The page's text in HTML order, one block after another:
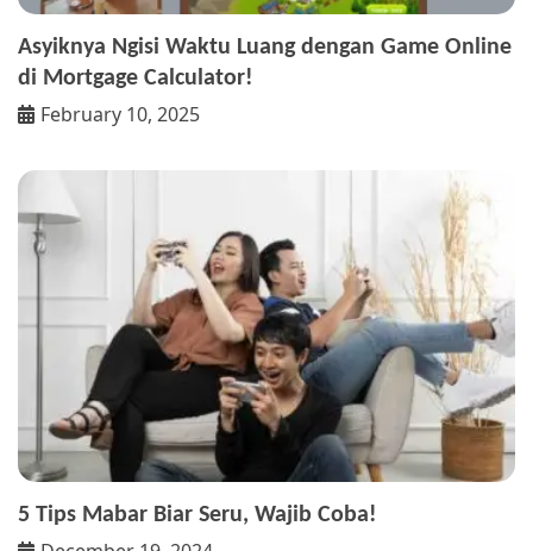
Asyiknya Ngisi Waktu Luang dengan Game Online
di Mortgage Calculator!
February 10, 2025
5 Tips Mabar Biar Seru, Wajib Coba!